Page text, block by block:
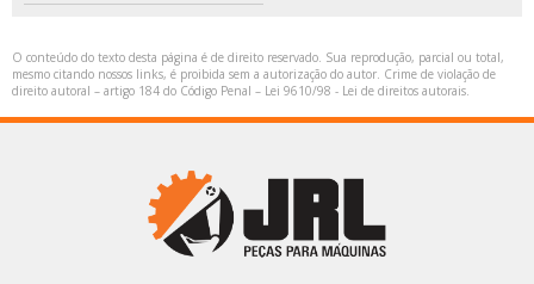
O conteúdo do texto desta página é de direito reservado. Sua reprodução, parcial ou total,
mesmo citando nossos links, é proibida sem a autorização do autor. Crime de violação de
direito autoral – artigo 184 do Código Penal – Lei 9610/98 - Lei de direitos autorais.